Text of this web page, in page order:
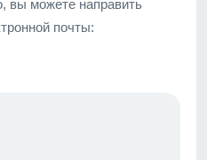
вы можете направить
почты: